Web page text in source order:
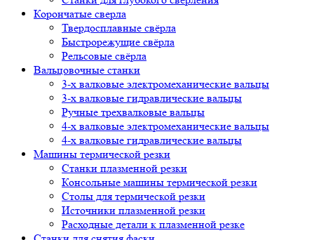
Корончатые сверла
Твердосплавные свёрла
Быстрорежущие свёрла
Рельсовые свёрла
Вальцовочные станки
3-х валковые электромеханические вальцы
3-х валковые гидравлические вальцы
Ручные трехвалковые вальцы
4-х валковые электромеханические вальцы
4-х валковые гидравлические вальцы
Машины термической резки
Станки плазменной резки
Консольные машины термической резки
Столы для термической резки
Источники плазменной резки
Расходные детали к плазменной резке